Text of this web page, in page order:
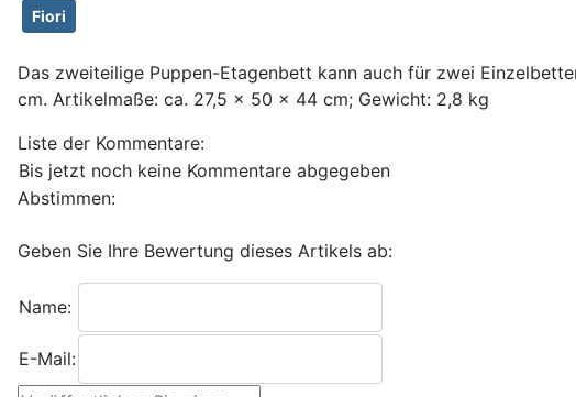
Fiori
Das zweiteilige Puppen-Etagenbett kann auch für zwei
cm. Artikelmaße: ca. 27,5 x 50 x 44 cm; Gewicht: 2,8 kg
Liste der Kommentare:
Bis jetzt noch keine Kommentare abgegeben
Abstimmen:
Geben Sie Ihre Bewertung dieses Artikels ab:
Name:
E-Mail: